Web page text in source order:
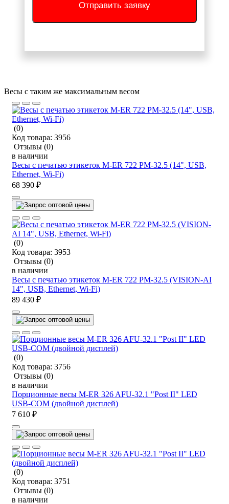
Отправить заявку
Весы с таким же максимальным весом
(0)
Код товара: 3956
Отзывы (0)
в наличии
Весы с печатью этикеток M-ER 722 PM-32.5 (14", USB,
Ethernet, Wi-Fi)
68 390 ₽
(0)
Код товара: 3953
Отзывы (0)
в наличии
Весы с печатью этикеток M-ER 722 PM-32.5 (VISION-AI
14", USB, Ethernet, Wi-Fi)
89 430 ₽
(0)
Код товара: 3756
Отзывы (0)
в наличии
Порционные весы M-ER 326 AFU-32.1 "Post II" LED
USB-COM (двойной дисплей)
7 610 ₽
(0)
Код товара: 3751
Отзывы (0)
в наличии